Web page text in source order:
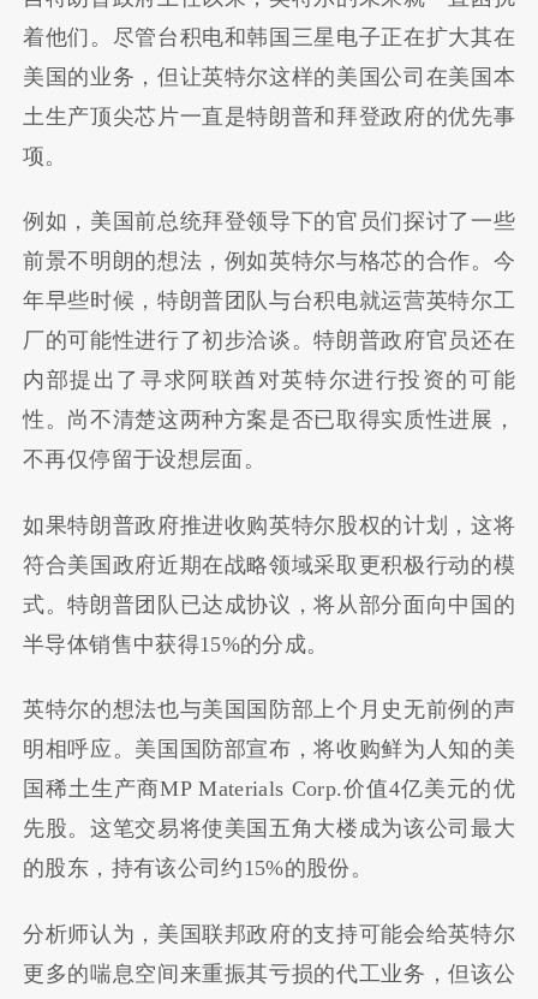
着他们。尽管台积电和韩国三星电子正在扩大其在
美国的业务，但让英特尔这样的美国公司在美国本
土生产顶尖芯片一直是特朗普和拜登政府的优先事
项。
例如，美国前总统拜登领导下的官员们探讨了一些
前景不明朗的想法，例如英特尔与格芯的合作。今
年早些时候，特朗普团队与台积电就运营英特尔工
厂的可能性进行了初步洽谈。特朗普政府官员还在
内部提出了寻求阿联酋对英特尔进行投资的可能
性。尚不清楚这两种方案是否已取得实质性进展，
不再仅停留于设想层面。
如果特朗普政府推进收购英特尔股权的计划，这将
符合美国政府近期在战略领域采取更积极行动的模
式。特朗普团队已达成协议，将从部分面向中国的
半导体销售中获得15%的分成。
英特尔的想法也与美国国防部上个月史无前例的声
明相呼应。美国国防部宣布，将收购鲜为人知的美
国稀土生产商MP Materials Corp.价值4亿美元的优
先股。这笔交易将使美国五角大楼成为该公司最大
的股东，持有该公司约15%的股份。
分析师认为，美国联邦政府的支持可能会给英特尔
更多的喘息空间来重振其亏损的代工业务，但该公